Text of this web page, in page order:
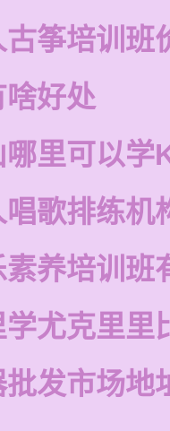
筝培训班
啥好处
里可以学
歌排练机
养培训班
尤克里里
发市场地